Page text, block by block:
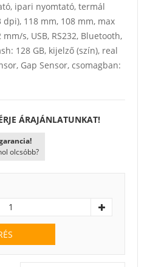
ipari nyomtató, termál
118 mm, 108 mm, max
s, USB, RS232, Bluetooth,
128 GB, kijelző (szín), real
Gap Sensor, csomagban:
ÁRAJÁNLATUNKAT!
olcsóbb?